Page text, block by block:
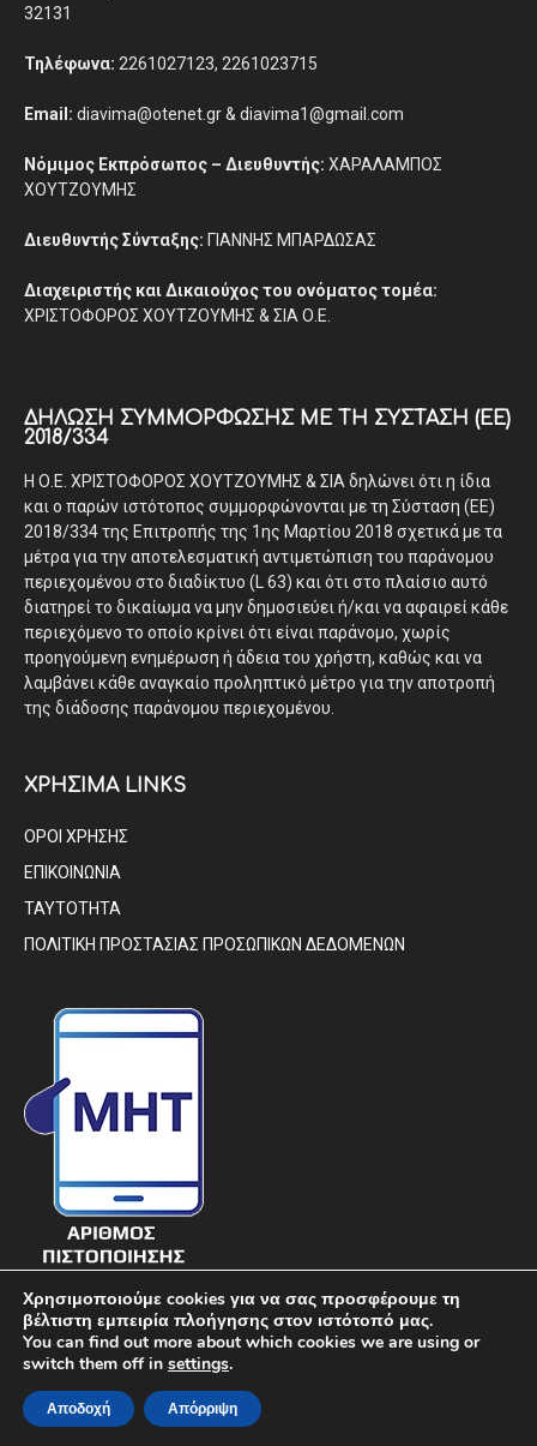
32131
Τηλέφωνα: 2261027123, 2261023715
Email: diavima@otenet.gr & diavima1@gmail.com
Νόμιμος Εκπρόσωπος – Διευθυντής: ΧΑΡΑΛΑΜΠΟΣ
ΧΟΥΤΖΟΥΜΗΣ
Διευθυντής Σύνταξης: ΓΙΑΝΝΗΣ ΜΠΑΡΔΩΣΑΣ
Διαχειριστής και Δικαιούχος του ονόματος τομέα:
ΧΡΙΣΤΟΦΟΡΟΣ ΧΟΥΤΖΟΥΜΗΣ & ΣΙΑ Ο.Ε.
ΔΉΛΩΣΗ ΣΥΜΜΌΡΦΩΣΗΣ ΜΕ ΤΗ ΣΎΣΤΑΣΗ (ΕΕ)
2018/334
Η Ο.Ε. ΧΡΙΣΤΟΦΟΡΟΣ ΧΟΥΤΖΟΥΜΗΣ & ΣΙΑ δηλώνει ότι η ίδια
και ο παρών ιστότοπος συμμορφώνονται με τη Σύσταση (ΕΕ)
2018/334 της Επιτροπής της 1ης Μαρτίου 2018 σχετικά με τα
μέτρα για την αποτελεσματική αντιμετώπιση του παράνομου
περιεχομένου στο διαδίκτυο (L 63) και ότι στο πλαίσιο αυτό
διατηρεί το δικαίωμα να μην δημοσιεύει ή/και να αφαιρεί κάθε
περιεχόμενο το οποίο κρίνει ότι είναι παράνομο, χωρίς
προηγούμενη ενημέρωση ή άδεια του χρήστη, καθώς και να
λαμβάνει κάθε αναγκαίο προληπτικό μέτρο για την αποτροπή
της διάδοσης παράνομου περιεχομένου.
ΧΡΗΣΙΜΑ LINKS
ΟΡΟΙ ΧΡΗΣΗΣ
ΕΠΙΚΟΙΝΩΝΙΑ
ΤΑΥΤΟΤΗΤΑ
ΠΟΛΙΤΙΚΗ ΠΡΟΣΤΑΣΙΑΣ ΠΡΟΣΩΠΙΚΩΝ ΔΕΔΟΜΕΝΩΝ
© DIAVIMA.GR - «ΔΙΑΒΗΜΑ» ΕΒΔΟΜΑΔΙΑΙΑ ΠΟΛΙΤΙΚΗ ΣΑΤΙΡΙΚΗ
ΕΦΗΜΕΡΙΔΑ ΣΤΕΡΕΑΣ ΕΛΛΑΔΑΣ
Χρησιμοποιούμε cookies για να σας προσφέρουμε τη
βέλτιστη εμπειρία πλοήγησης στον ιστότοπό μας.
You can find out more about which cookies we are using or
switch them off in settings.
Αποδοχή Απόρριψη